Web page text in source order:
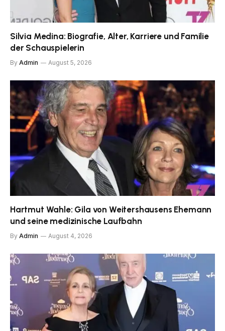
Silvia Medina: Biografie, Alter, Karriere und Familie
der Schauspielerin
By Admin August 5, 2026
Hartmut Wahle: Gila von Weitershausens Ehemann
und seine medizinische Laufbahn
By Admin August 4, 2026